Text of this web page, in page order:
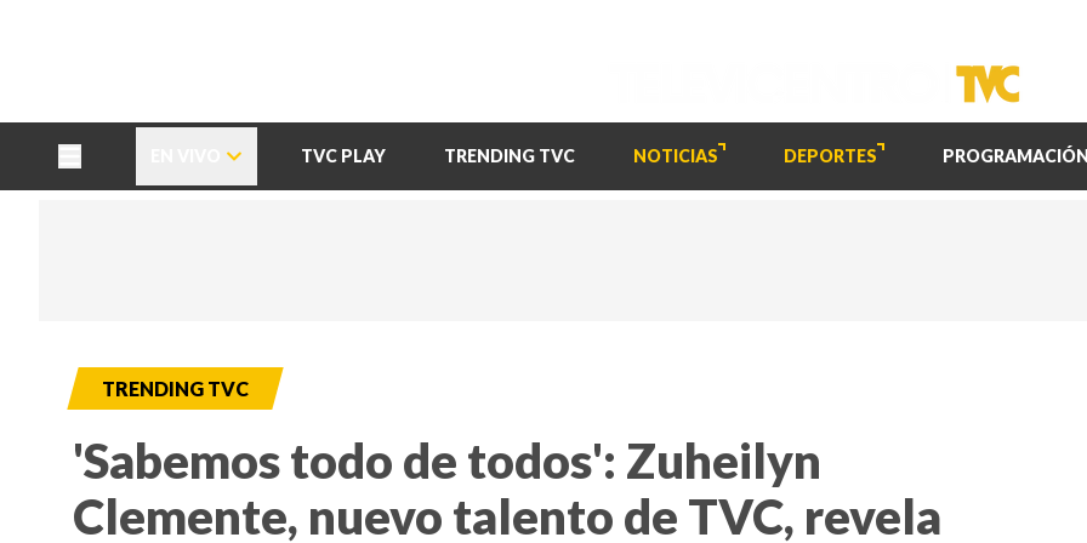
TVC PLAY TRENDING TVC NOTICIAS DEPORTES PROGRAMACIÓN
TRENDING TVC
'Sabemos todo de todos': Zuheilyn
Clemente, nuevo talento de TVC, revela